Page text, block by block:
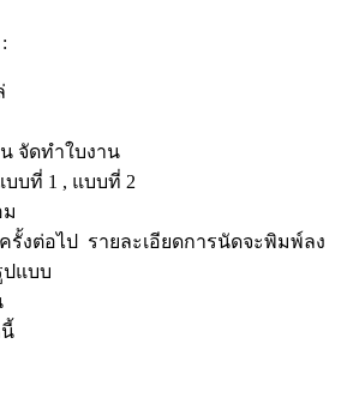
จัดทำใบงาน
บที่ 1 , แบบที่ 2
รั้งต่อไป รายละเอียดการนัดจะพิมพ์ลง
ปแบบ